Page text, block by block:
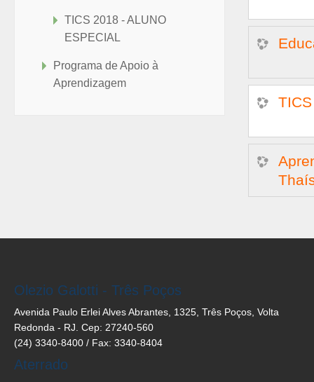
TICS 2018 - ALUNO
ESPECIAL
Programa de Apoio à
Aprendizagem
Olezio Galotti - Três Poços
Avenida Paulo Erlei Alves Abrantes, 1325, Três Poços, Volta
Redonda - RJ. Cep: 27240-560
(24) 3340-8400 / Fax: 3340-8404
Aterrado